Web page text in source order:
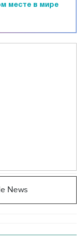
месте в мире
News